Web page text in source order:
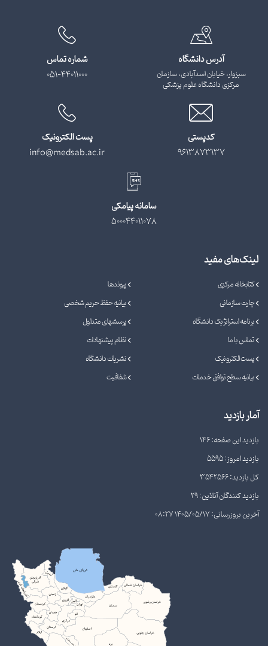
آدرس دانشگاه
سبزوار، خیابان اسدآبادی، سازمان
مرکزی دانشگاه علوم پزشکی
شماره تماس
051-44011000
کدپستی
9613873137
پست الکترونیک
info@medsab.ac.ir
سامانه پیامکی
500044011078
لینک‌های مفید
کتابخانه مرکزی
پیوندها
چارت سازمانی
بیانیه حفظ حریم شخصی
برنامه استراتژیک دانشگاه
پرسشهای متداول
تماس با ما
نظام پیشنهادات
پست الکترونیک
نشریات دانشگاه
بیانیه سطح توافق خدمات
شفافیت
آمار بازدید
بازدید این صفحه: 146
بازدید امروز: 5595
کل بازدید: 3542566
بازدید کنندگان آنلاین: 29
آخرین بروزرسانی: 1405/05/17 08:27